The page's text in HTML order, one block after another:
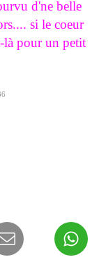
d'ne belle
si le coeur
là pour un petit